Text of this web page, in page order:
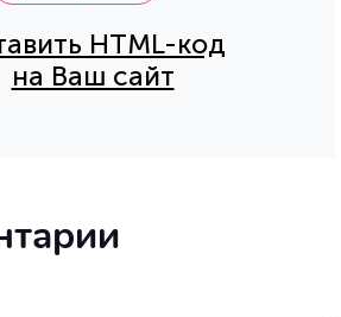
HTML-код
на Ваш сайт